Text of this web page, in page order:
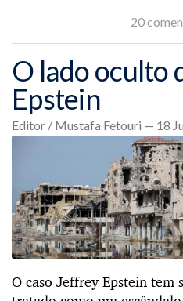
20
O lado oculto
Epstein
Editor / Mustafa Fetouri — 18
O caso Jeffrey Epstein tem